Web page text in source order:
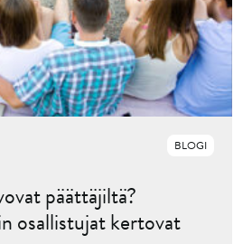
BLOGI
päättäjiltä?
osallistujat kertovat